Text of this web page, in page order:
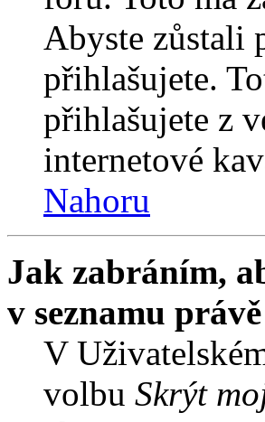
Abyste zůstali
přihlašujete.
přihlašujete z
internetové
Nahoru
Jak zabráním,
v seznamu
V
volbu Skrýt